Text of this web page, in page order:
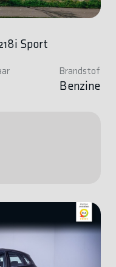
Sport
Brandstof
Benzine